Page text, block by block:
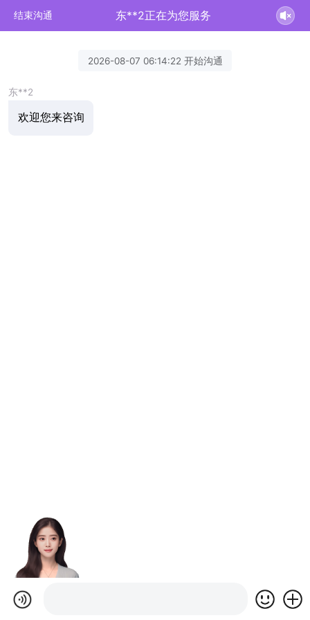
结束沟通 东**2正在为您服务
2026-08-07 06:14:22 开始沟通
东**2
欢迎您来咨询